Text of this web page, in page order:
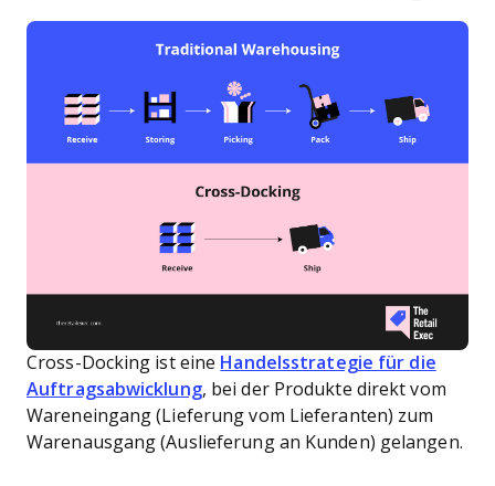
Cross-Docking ist eine Handelsstrategie für die
Auftragsabwicklung, bei der Produkte direkt vom
Wareneingang (Lieferung vom Lieferanten) zum
Warenausgang (Auslieferung an Kunden) gelangen.